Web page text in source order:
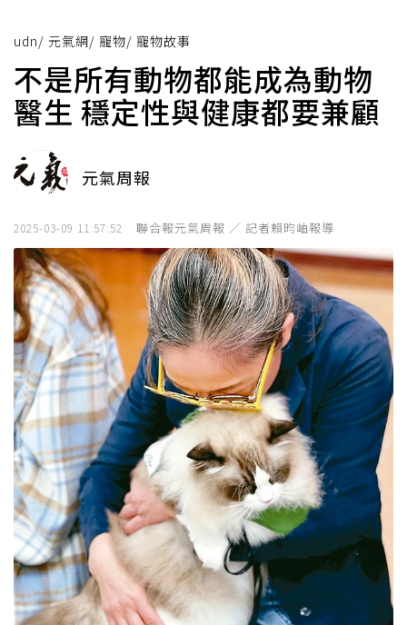
udn/ 元氣網/ 寵物/ 寵物故事
不是所有動物都能成為動物
醫生 穩定性與健康都要兼顧
元氣周報
2025-03-09 11:57:52 聯合報元氣周報 ／ 記者賴昀岫報導